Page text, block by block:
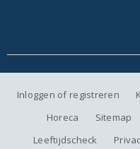
Inloggen of registreren
Horeca
Sitemap
Leeftijdscheck